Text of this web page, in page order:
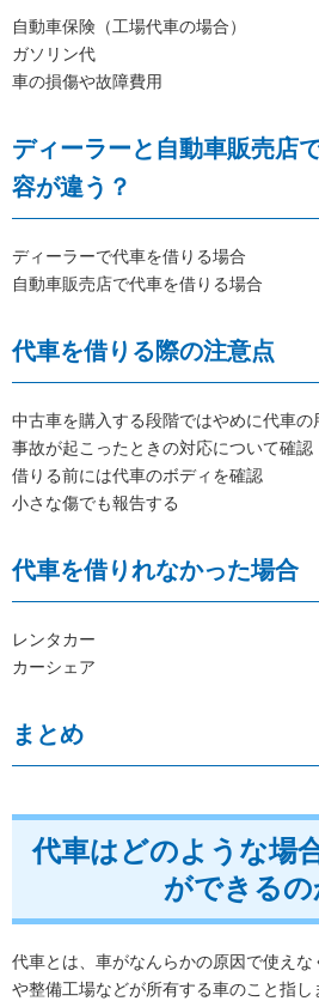
自動車保険（工場代車の場合）
ガソリン代
車の損傷や故障費用
ディーラーと自動車販売店
容が違う？
ディーラーで代車を借りる場合
自動車販売店で代車を借りる場合
代車を借りる際の注意点
中古車を購入する段階ではやめに代車の
事故が起こったときの対応について確認
借りる前には代車のボディを確認
小さな傷でも報告する
代車を借りれなかった場合
レンタカー
カーシェア
まとめ
代車はどのような場
ができるの
代車とは、車がなんらかの原因で使え
や整備工場などが所有する車のこと指し